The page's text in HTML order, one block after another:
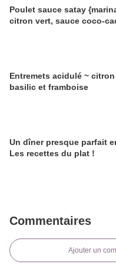
Poulet sauce satay
citron vert, sauce coco-
Entremets acidulé ~
basilic et framboise
Un dîner presque parfait
Les recettes du plat !
Commentaires
Ajouter un